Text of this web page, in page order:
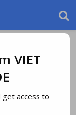
VIET
get access to